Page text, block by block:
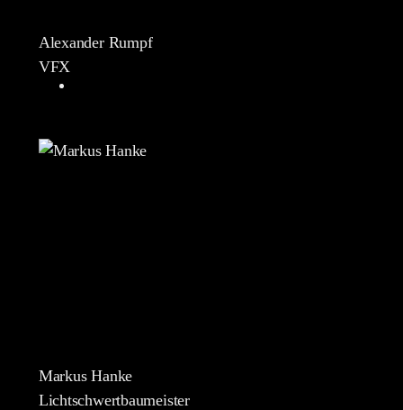
Alexander Rumpf
VFX
Markus Hanke
Lichtschwertbaumeister